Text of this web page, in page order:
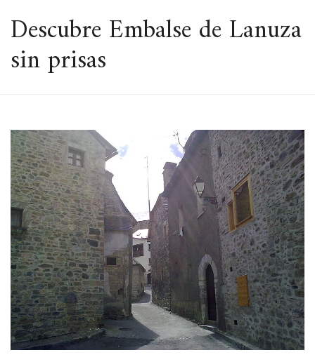
ESPACIO
Descubre Embalse de Lanuza
sin prisas